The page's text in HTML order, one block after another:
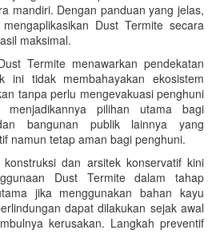
mandiri. Dengan panduan yang jelas,
Dust Termite secara
maksimal.
Termite menawarkan pendekatan
ini tidak membahayakan ekosistem
tanpa perlu mengevakuasi penghuni
pilihan utama bagi
bangunan publik lainnya yang
namun tetap aman bagi penghuni.
dan arsitek konservatif kini
Dust Termite dalam tahap
jika menggunakan bahan kayu
dapat dilakukan sejak awal
kerusakan. Langkah preventif